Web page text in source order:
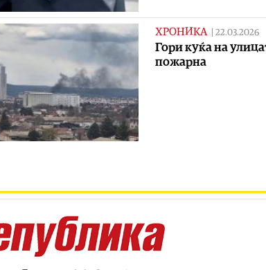
ХРОНИКА 22.03.2026
Гори куќа на
пожарна